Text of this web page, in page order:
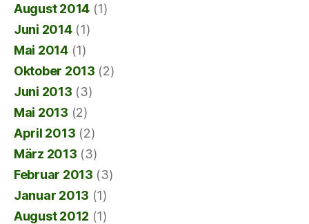
August 2014 (1)
Juni 2014(1)
Mai 2014(1)
Oktober 2013 (2)
Juni 2013 (3)
Mai 2013 (2)
April 2013 (2)
März 2013 (3)
Februar 2013 (3)
Januar 2013 (1)
August 2012 (1)